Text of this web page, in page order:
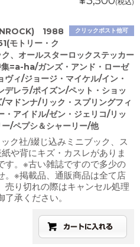
クリックポスト他可
1988
モトリー・ク
、オールスターロックステッカー
=a-ha/ガンズ・アンド・ローゼ
ヴィ/ジョージ・マイケル/イン・
デレラ/ポイズン/ペット・ショッ
マドンナ/リック・スプリングフィ
・アイドル/ゼン・ジェリコ/リッ
/ペプシ＆シャーリー/他
ク社/綴じ込みミニブック、ス
や背にキズ・カスレがありま
す。※古い雑誌ですので多少の
。※掲載品、通販商品は全て店
売り切れの際はキャンセル処理
承ください。